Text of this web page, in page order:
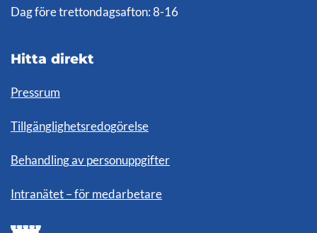
Dag före trettondagsafton: 8-16
Hitta direkt
Pressrum
Tillgänglighetsredogörelse
Behandling av personuppgifter
Intranätet – för medarbetare